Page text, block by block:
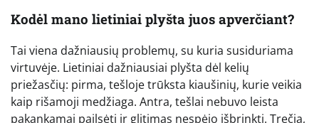
Kodėl mano lietiniai plyšta juos apverčiant?
Tai viena dažniausių problemų, su kuria susiduriama
virtuvėje. Lietiniai dažniausiai plyšta dėl kelių
priežasčių: pirma, tešloje trūksta kiaušinių, kurie veikia
kaip rišamoji medžiaga. Antra, tešlai nebuvo leista
pakankamai pailsėti ir glitimas nespėjo išbrinkti. Trečia,